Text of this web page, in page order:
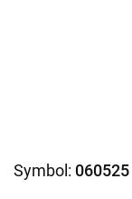
Symbol: 060525